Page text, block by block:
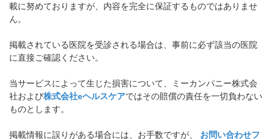
載に努めておりますが、内容を完全に保証するものではありませ
ん。
掲載されている医院を受診される場合は、事前に必ず該当の医院
に直接ご確認ください。
当サービスによって生じた損害について、ミーカンパニー株式会
社および株式会社eヘルスケアではその賠償の責任を一切負わない
ものとします。
掲載情報に誤りがある場合には、お手数ですが、 お問い合わせフ